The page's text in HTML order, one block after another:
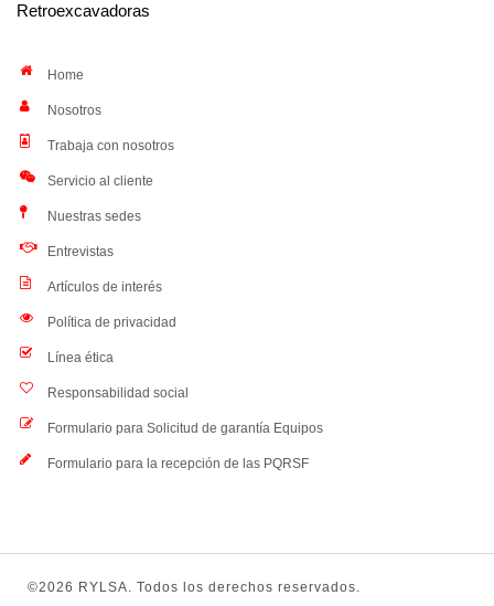
Retroexcavadoras
Home
Nosotros
Trabaja con nosotros
Servicio al cliente
Nuestras sedes
Entrevistas
Artículos de interés
Política de privacidad
Línea ética
Responsabilidad social
Formulario para Solicitud de garantía Equipos
Formulario para la recepción de las PQRSF
©2026 RYLSA. Todos los derechos reservados.